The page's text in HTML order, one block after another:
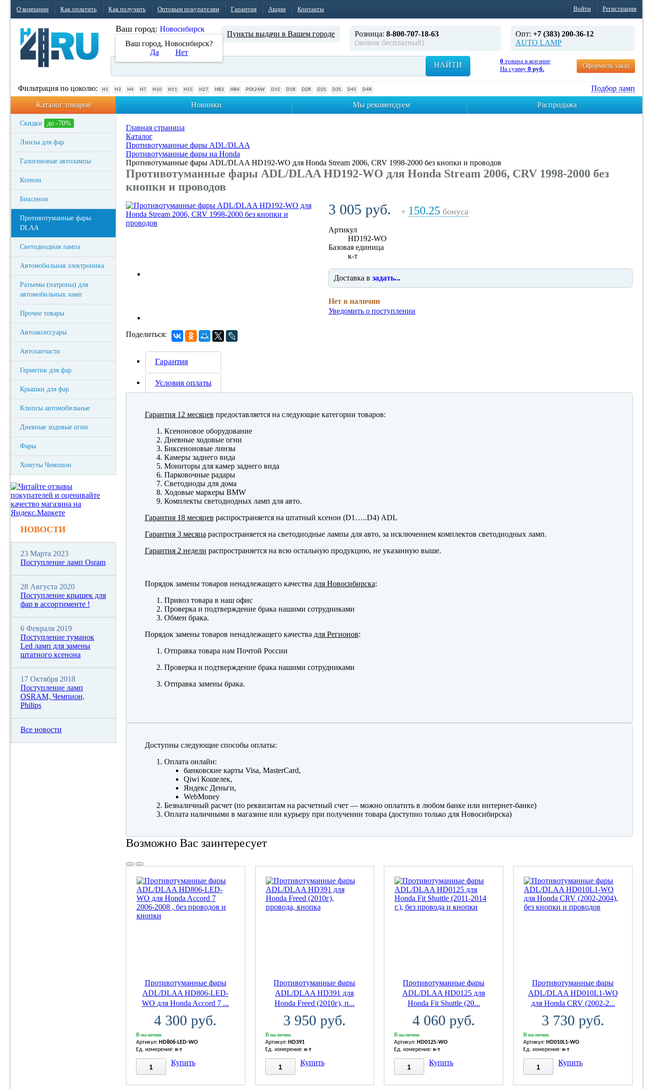
О компании Как оплатить Как получить Оптовым покупателям Гарантия Акции Контакты Войти Регистрация
Ваш город: Новосибирск
Ваш город, Новосибирск?
Да
Нет
Пункты выдачи в Вашем городе Розница: 8-800-707-18-63
(звонок бесплатный)
Опт: +7 (383) 200-36-12
AUTO LAMP
НАЙТИ 0 товара в корзине
На сумму 0 руб. Оформить заказ
Фильтрация по цоколю: H1 H3 H4 H7 H10 H11 H15 H27 HB3 HB4 PSX24W D1S D1R D2R D2S D3S D4S D4R
Подбор ламп
Каталог товаров
Новинки Мы рекомендуем Распродажа
Скидки до -70%
Линзы для фар
Галогеновые автолампы
Ксенон
Биксенон
Противотуманные фары
DLAA
Светодиодная лампа
Автомобильная электроника
Разъемы (патроны) для
автомобильных ламп
Прочие товары
Автоаксессуары
Автозапчасти
Герметик для фар
Крышки для фар
Клипсы автомобильные
Дневные ходовые огни
Фары
Хомуты Чемпион
Главная страница
Каталог
Противотуманные фары ADL/DLAA
Противотуманные фары на Honda
Противотуманные фары ADL/DLAA HD192-WO для Honda Stream 2006, CRV 1998-2000 без кнопки и проводов
Противотуманные фары ADL/DLAA HD192-WO для Honda Stream 2006, CRV 1998-2000 без
кнопки и проводов
3 005 руб. + 150.25 бонуса
Артикул
HD192-WO
Базовая единица
к-т
Доставка в задать...
Нет в наличии
Уведомить о поступлении
Поделиться:
Гарантия
Условия оплаты
Гарантия 12 месяцев предоставляется на следующие категории товаров:
Ксеноновое оборудование
Дневные ходовые огни
Биксеноновые линзы
Камеры заднего вида
Мониторы для камер заднего вида
Парковочные радары
Светодиоды для дома
Ходовые маркеры BMW
Комплекты светодиодных ламп для авто.
Гарантия 18 месяцев распространяется на штатный ксенон (D1…..D4) ADL
Гарантия 3 месяца распространяется на светодиодные лампы для авто, за исключением комплектов светодиодных ламп.
Гарантия 2 недели распространяется на всю остальную продукцию, не указанную выше.
Порядок замены товаров ненадлежащего качества для Новосибирска:
Привоз товара в наш офис
Проверка и подтверждение брака нашими сотрудниками
Обмен брака.
Порядок замены товаров ненадлежащего качества для Регионов:
Отправка товара нам Почтой России
Проверка и подтверждение брака нашими сотрудниками
Отправка замены брака.
Доступны следующие способы оплаты:
Оплата онлайн:
банковские карты Visa, MasterCard,
Qiwi Кошелек,
Яндекс Деньги,
WebMoney
Безналичный расчет (по реквизитам на расчетный счет — можно оплатить в любом банке или интернет-банке)
Оплата наличными в магазине или курьеру при получении товара (доступно только для Новосибирска)
Возможно Вас заинтересует
Противотуманные фары
ADL/DLAA HD806-LED-
WO для Honda Accord 7 ...
4 300 руб.
В наличии
Артикул: HD806-LED-WO
Ед. измерения: к-т
Купить
Противотуманные фары
ADL/DLAA HD391 для
Honda Freed (2010г), п...
3 950 руб.
В наличии
Артикул: HD391
Ед. измерения: к-т
Купить
Противотуманные фары
ADL/DLAA HD0125 для
Honda Fit Shuttle (20...
4 060 руб.
В наличии
Артикул: HD0125-WO
Ед. измерения:к-т
Купить
Противотуманные фары
ADL/DLAA HD010L1-WO
для Honda CRV (2002-2...
3 730 руб.
В наличии
Артикул: HD010L1-WO
Ед. измерения:к-т
Купить
НОВОСТИ
23 Марта 2023
Поступление ламп Osram
28 Августа 2020
Поступление крышек для
фар в ассортименте !
6 Февраля 2019
Поступление туманок
Led ламп для замены
штатного ксенона
17 Октября 2018
Поступление ламп
OSRAM, Чемпион,
Philips
Все новости